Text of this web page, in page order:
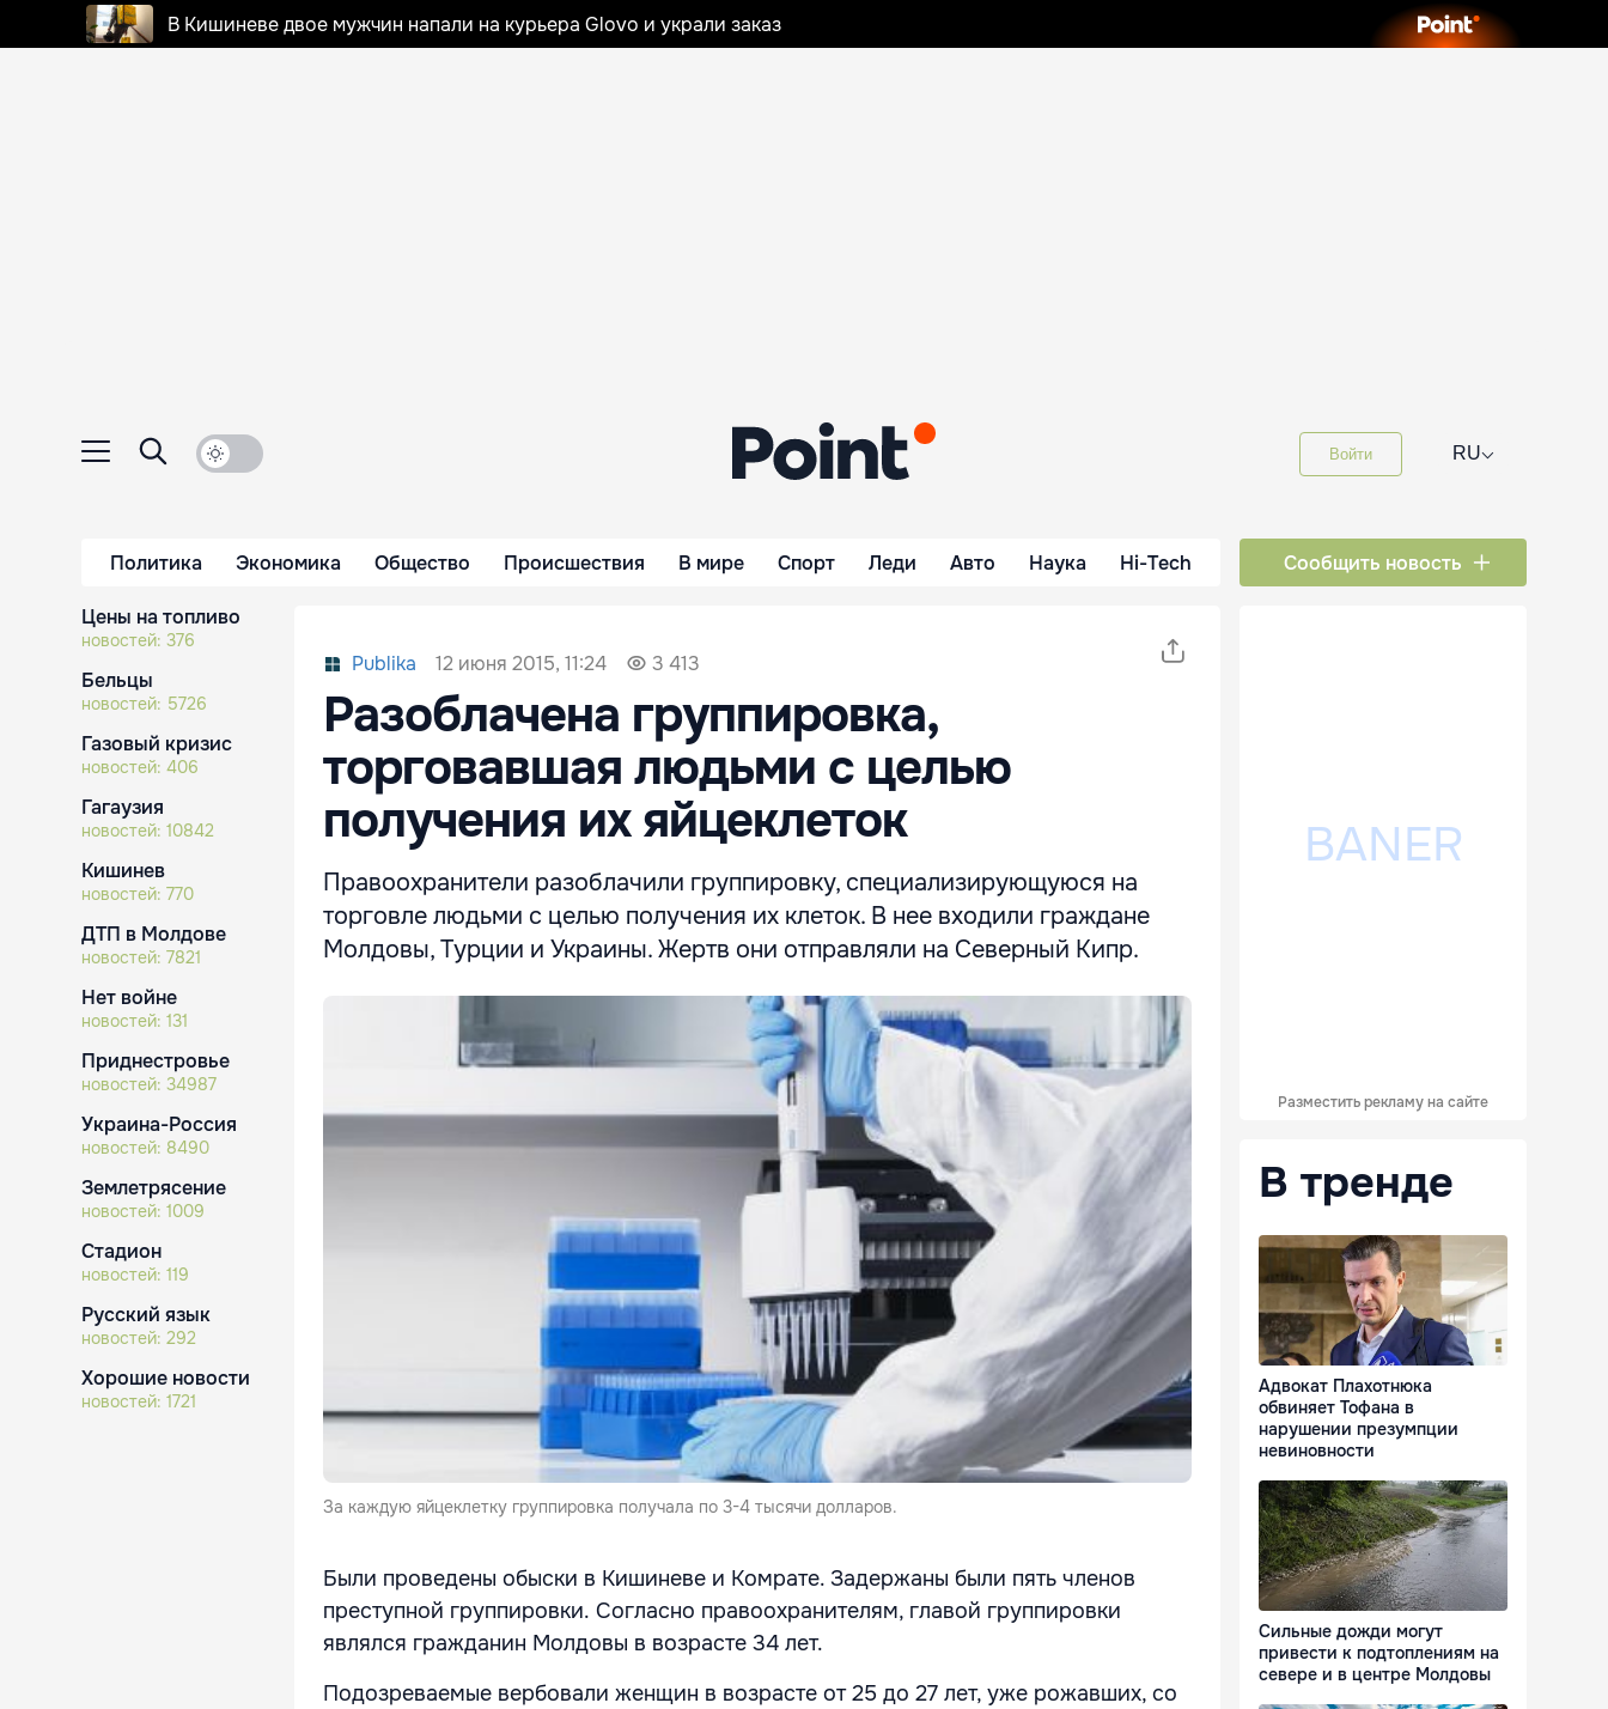
В Кишиневе двое мужчин напали на курьера Glovo и украли заказ
Войти RU⌵
Политика Экономика Общество Происшествия В мире Спорт Леди Авто Наука Hi-Tech Сообщить новость
Цены на топливо
новостей: 376
Бельцы
новостей: 5726
Газовый кризис
новостей: 406
Гагаузия
новостей: 10842
Кишинев
новостей: 770
ДТП в Молдове
новостей: 7821
Нет войне
новостей: 131
Приднестровье
новостей: 34987
Украина-Россия
новостей: 8490
Землетрясение
новостей: 1009
Стадион
новостей: 119
Русский язык
новостей: 292
Хорошие новости
новостей: 1721
Publika 12 июня 2015, 11:24 3 413
Разоблачена группировка,
торговавшая людьми с целью
получения их яйцеклеток
Правоохранители разоблачили группировку, специализирующуюся на
торговле людьми с целью получения их клеток. В нее входили граждане
Молдовы, Турции и Украины. Жертв они отправляли на Северный Кипр.
За каждую яйцеклетку группировка получала по 3-4 тысячи долларов.
Были проведены обыски в Кишиневе и Комрате. Задержаны были пять членов
преступной группировки. Согласно правоохранителям, главой группировки
являлся гражданин Молдовы в возрасте 34 лет.
Подозреваемые вербовали женщин в возрасте от 25 до 27 лет, уже рожавших, со
Разместить рекламу на сайте
В тренде
Адвокат Плахотнюка
обвиняет Тофана в
нарушении презумпции
невиновности
Сильные дожди могут
привести к подтоплениям на
севере и в центре Молдовы